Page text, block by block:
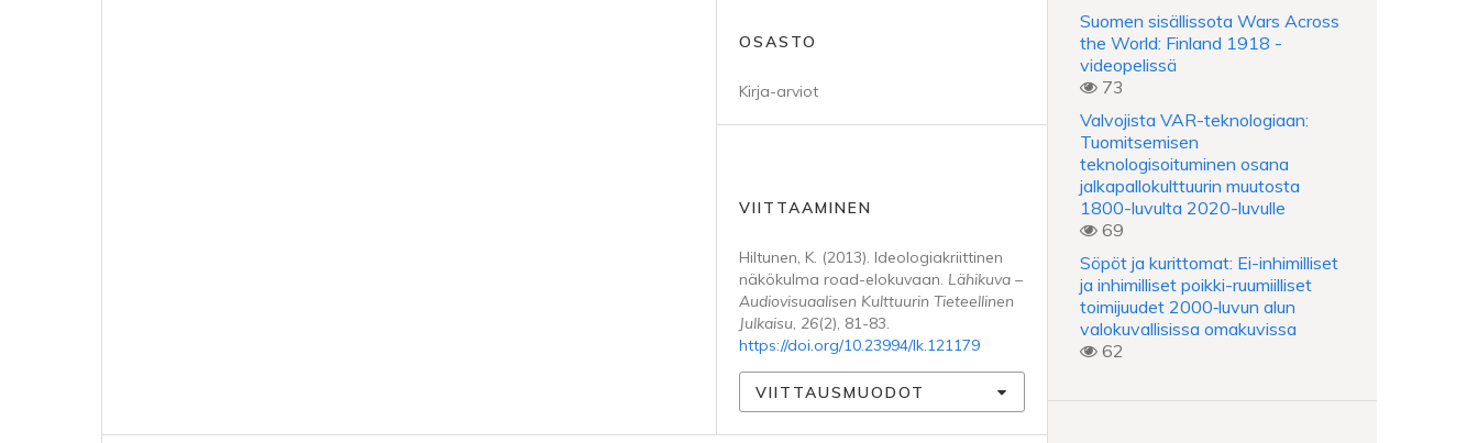
OSASTO
Kirja-arviot
VIITTAAMINEN
Hiltunen, K. (2013). Ideologiakriittinen
näkökulma road-elokuvaan. Lähikuva –
Audiovisuaalisen Kulttuurin Tieteellinen
Julkaisu, 26(2), 81-83.
https://doi.org/10.23994/lk.121179
VIITTAUSMUODOT
Suomen sisällissota Wars Across
the World: Finland 1918 -
videopelissä
73
Valvojista VAR-teknologiaan:
Tuomitsemisen
teknologisoituminen osana
jalkapallokulttuurin muutosta
1800-luvulta 2020-luvulle
69
Söpöt ja kurittomat: Ei-inhimilliset
ja inhimilliset poikki-ruumiilliset
toimijuudet 2000‑luvun alun
valokuvallisissa omakuvissa
62